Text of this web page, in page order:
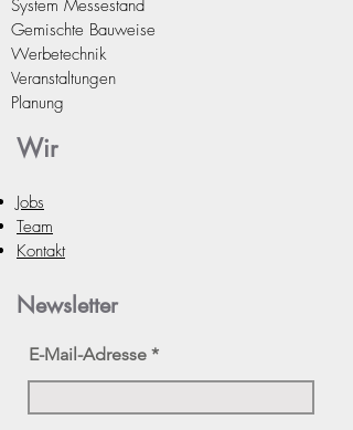
System Messestand
Gemischte Bauweise
Werbetechnik
Veranstaltungen
Planung
Wir
Jobs
Team
Kontakt
Newsletter
E-Mail-Adresse